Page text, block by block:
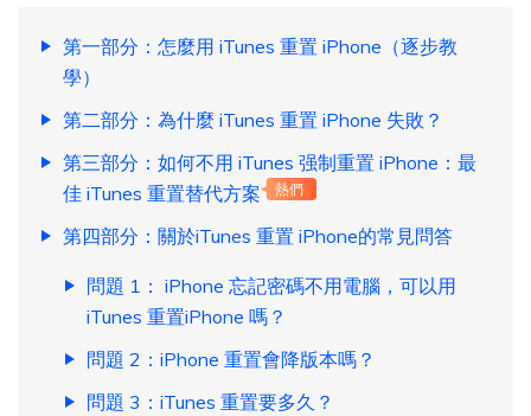
第一部分：怎麼用 iTunes 重置 iPhone（逐步教
學）
第二部分：為什麼 iTunes 重置 iPhone 失敗？
第三部分：如何不用 iTunes 强制重置 iPhone：最
佳 iTunes 重置替代方案
熱們
第四部分：關於iTunes 重置 iPhone的常見問答
問題 1： iPhone 忘記密碼不用電腦，可以用
iTunes 重置iPhone 嗎？
問題 2：iPhone 重置會降版本嗎？
問題 3：iTunes 重置要多久？